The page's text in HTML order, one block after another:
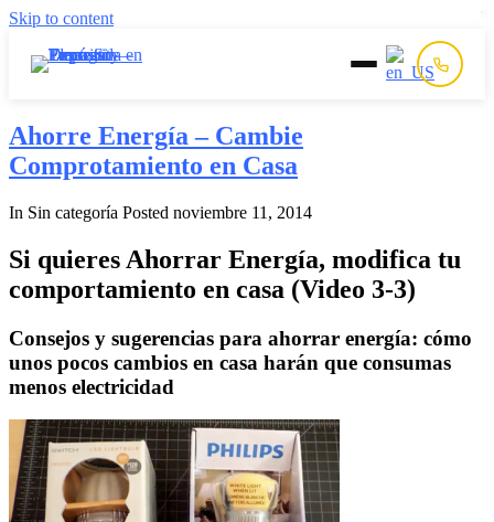
Skip to content
Inicio
Prepago
Quiénes Somos
Contacto
Ahorre Energía – Cambie
Comprotamiento en Casa
In Sin categoría Posted noviembre 11, 2014
Si quieres Ahorrar Energía, modifica tu
comportamiento en casa (Video 3-3)
Consejos y sugerencias para ahorrar energía: cómo
unos pocos cambios en casa harán que consumas
menos electricidad